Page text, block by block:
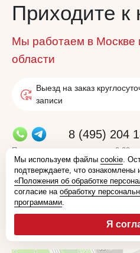
Приходите к
Мы работаем в Москве
области
Выезд на заказ
записи
8 (495) 204
Прием звонков для заказа с 9:00
перерывов
info@power-clean.ru
Оставить
Мы используем файлы cookie.
подтверждаете, что ознакомлены
«Положения об обработке
согласие на обработку
программами.
Я